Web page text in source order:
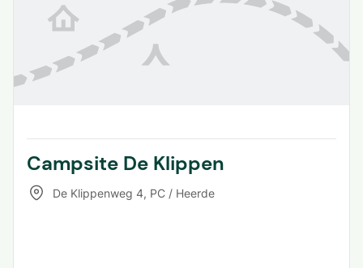
Campsite De Klippen
De Klippenweg 4, PC / Heerde